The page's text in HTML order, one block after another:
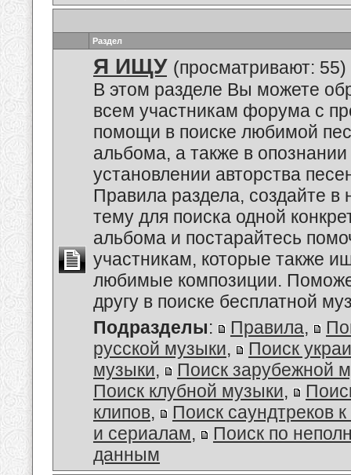
Раздел
Я ИЩУ (просматривают: 55)
В этом разделе Вы можете
всем участникам форума с
помощи в поиске любимой
альбома, а также в опознании
установлении авторства
Правила раздела, создайте в
тему для поиска одной
альбома и постарайтесь
участникам, которые также
любимые композиции.
другу в поиске бесплатной
Подразделы: Правила,
русской музыки,
Поиск
музыки,
Поиск зарубежной
Поиск клубной музыки,
клипов,
Поиск саундтреков
и сериалам,
Поиск по
данным